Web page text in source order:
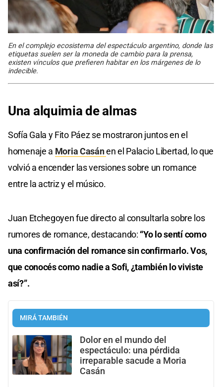
En el complejo ecosistema del espectáculo argentino, donde las
etiquetas suelen ser la moneda de cambio para la prensa,
existen vínculos que prefieren habitar en los márgenes de lo
indecible.
Una alquimia de almas
Sofía Gala y Fito Páez se mostraron juntos en el
homenaje a Moria Casánen el Palacio Libertad, lo que
volvió a encender las versiones sobre un romance
entre la actriz y el músico.
Juan Etchegoyen fue directo al consultarla sobre los
rumores de romance, destacando: “Yo lo sentí como
una confirmación del romance sin confirmarlo. Vos,
que conocés como nadie a Sofi, ¿también lo viviste
así?”.
MIRÁ TAMBIÉN
Dolor en el mundo del
espectáculo: una pérdida
irreparable sacude a Moria
Casán